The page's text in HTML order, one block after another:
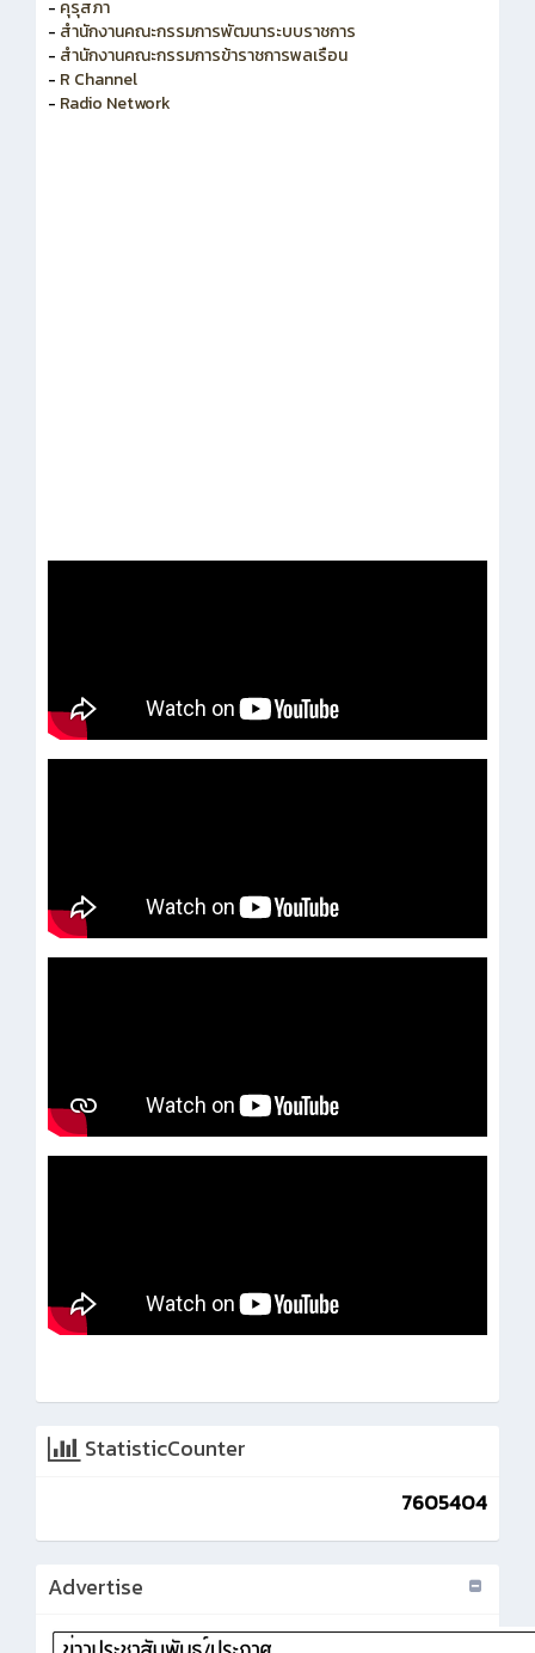
- สำนักงาน ก.ค.ศ.
- คุรุสภา
- สำนักงานคณะกรรมการพัฒนาระบบราชการ
- สำนักงานคณะกรรมการข้าราชการพลเรือน
- R Channel
7605404